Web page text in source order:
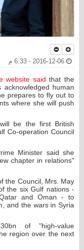
website said that the
human
prepares to fly out to
where she will push
be the first British
Co-operation Council
Minister said she
chapter in relations"
the Council, Mrs. May
the six Gulf nations -
and Oman - to
and the wars in Syria
of "high-value
region over the next